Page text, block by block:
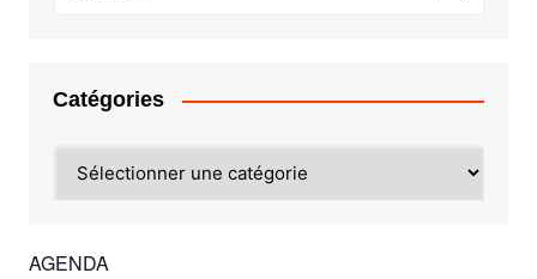
Catégories
AGENDA